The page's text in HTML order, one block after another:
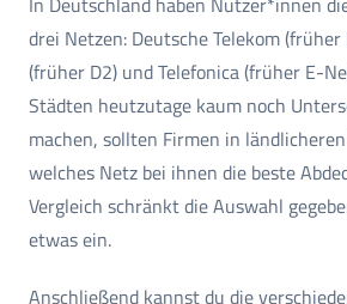
drei Netzen: Deutsche Telekom (früher
(früher D2) und Telefonica (früher E-
Städten heutzutage kaum noch
machen, sollten Firmen in
welches Netz bei ihnen die beste
Vergleich schränkt die Auswahl
etwas ein.
Anschließend kannst du die